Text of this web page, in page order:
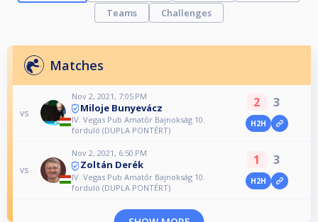
Teams
Challenges
Matches
vs
Nov 2, 2021, 7:05 PM
Miloje Bunyevácz
IV. Vegas Pub Amatőr Bajnokság 10.
forduló (DUPLA PONTÉRT)
2 3
H2H
vs
Nov 2, 2021, 6:50 PM
Zoltán Derék
IV. Vegas Pub Amatőr Bajnokság 10.
forduló (DUPLA PONTÉRT)
1 3
H2H